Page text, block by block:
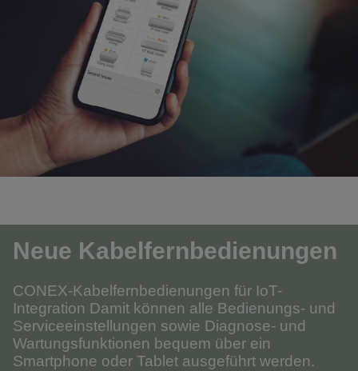
Neue Kabelfernbedienungen
CONEX-Kabelfernbedienungen für IoT-
Integration Damit können alle Bedienungs- und
Serviceeinstellungen sowie Diagnose- und
Wartungsfunktionen bequem über ein
Smartphone oder Tablet ausgeführt werden.